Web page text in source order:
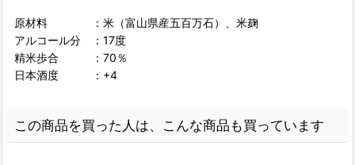
原材料 ：米（富山県産五百万石）、米麹
アルコール分 ：17度
精米歩合 ：70％
日本酒度 ：+4
この商品を買った人は、こんな商品も買っています